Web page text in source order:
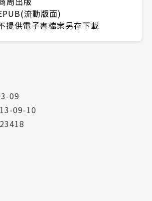
流動版面)
提供電子書檔案另存下載
09
09-10